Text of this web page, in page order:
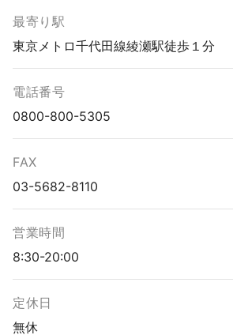
最寄り駅
東京メトロ千代田線綾瀬駅徒歩１分
電話番号
0800-800-5305
FAX
03-5682-8110
営業時間
8:30-20:00
定休日
無休